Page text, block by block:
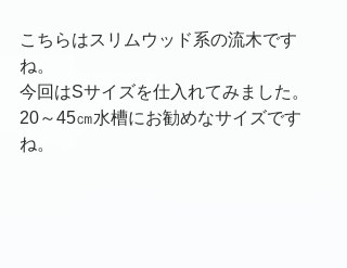
こちらはスリムウッド系の流木です
ね。
今回はSサイズを仕入れてみました。
20～45㎝水槽にお勧めなサイズです
ね。